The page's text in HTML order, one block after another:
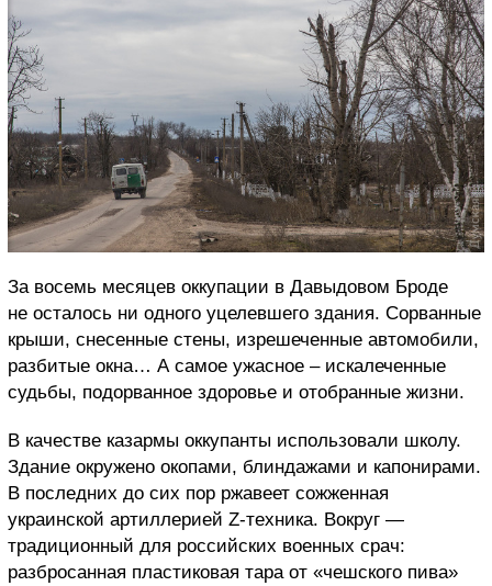
За восемь месяцев оккупации в Давыдовом Броде
не осталось ни одного уцелевшего здания. Сорванные
крыши, снесенные стены, изрешеченные автомобили,
разбитые окна… А самое ужасное – искалеченные
судьбы, подорванное здоровье и отобранные жизни.
В качестве казармы оккупанты использовали школу.
Здание окружено окопами, блиндажами и капонирами.
В последних до сих пор ржавеет сожженная
украинской артиллерией Z-техника. Вокруг —
традиционный для российских военных срач:
разбросанная пластиковая тара от «чешского пива»